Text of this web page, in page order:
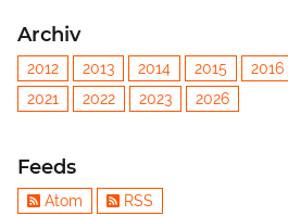
Archiv
2012 2013 2014 2015 2016
2021
2022 2023 2026
Feeds
Atom RSS